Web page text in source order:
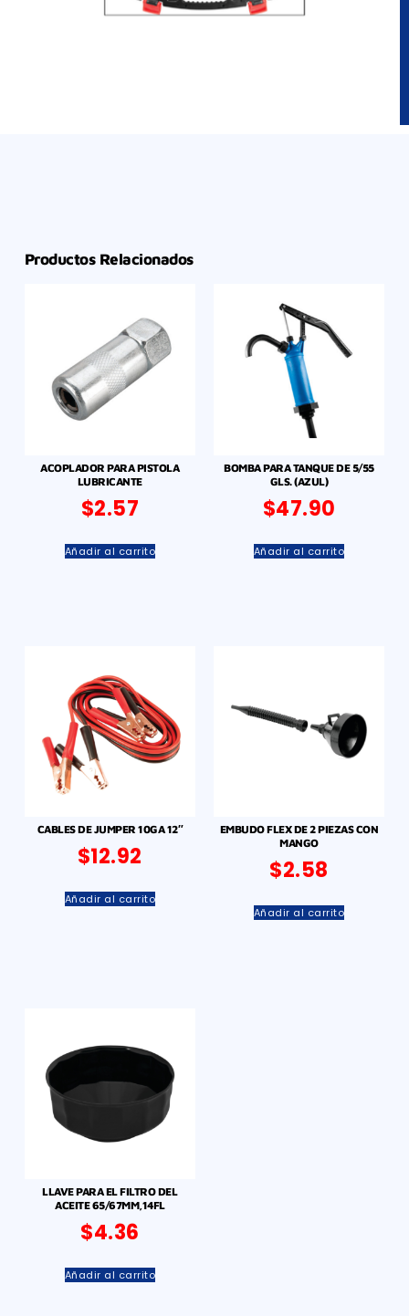
Productos Relacionados
ACOPLADOR PARA PISTOLA
LUBRICANTE
$2.57
Añadir al carrito
BOMBA PARA TANQUE DE 5/55
GLS. (AZUL)
$47.90
Añadir al carrito
CABLES DE JUMPER 10GA 12″
$12.92
Añadir al carrito
EMBUDO FLEX DE 2 PIEZAS CON
MANGO
$2.58
Añadir al carrito
LLAVE PARA EL FILTRO DEL
ACEITE 65/67MM,14FL
$4.36
Añadir al carrito